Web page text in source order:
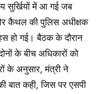
सुर्खियों में आ गई जब
कैथल की पुलिस अधीक्षक
हो गई। बैठक के दौरान
के बीच अधिकारों को
के अनुसार, मंत्री ने
बात कही, जिस पर एसपी